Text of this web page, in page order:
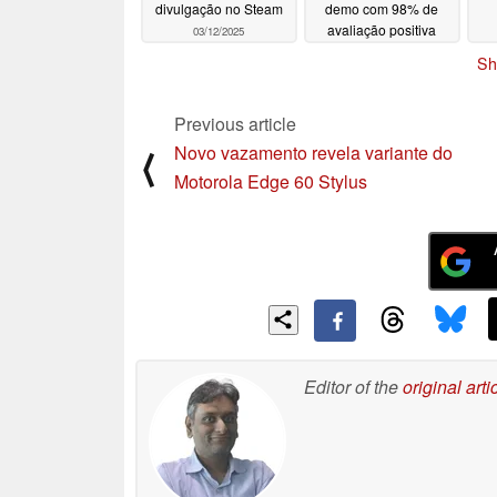
divulgação no Steam
03/12/2025
demo com 98% de
avaliação positiva
⟨
Previous article
Novo vazamento revela variante do
Motorola Edge 60 Stylus
Editor of theoriginal